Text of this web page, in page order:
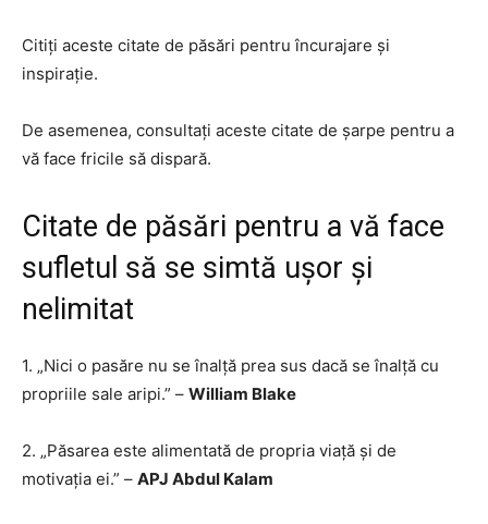
Citiți aceste citate de păsări pentru încurajare și
inspirație.
De asemenea, consultați aceste citate de șarpe pentru a
vă face fricile să dispară.
Citate de păsări pentru a vă face
sufletul să se simtă ușor și
nelimitat
1. „Nici o pasăre nu se înalță prea sus dacă se înalță cu
propriile sale aripi.” – William Blake
2. „Păsarea este alimentată de propria viață și de
motivația ei.” – APJ Abdul Kalam